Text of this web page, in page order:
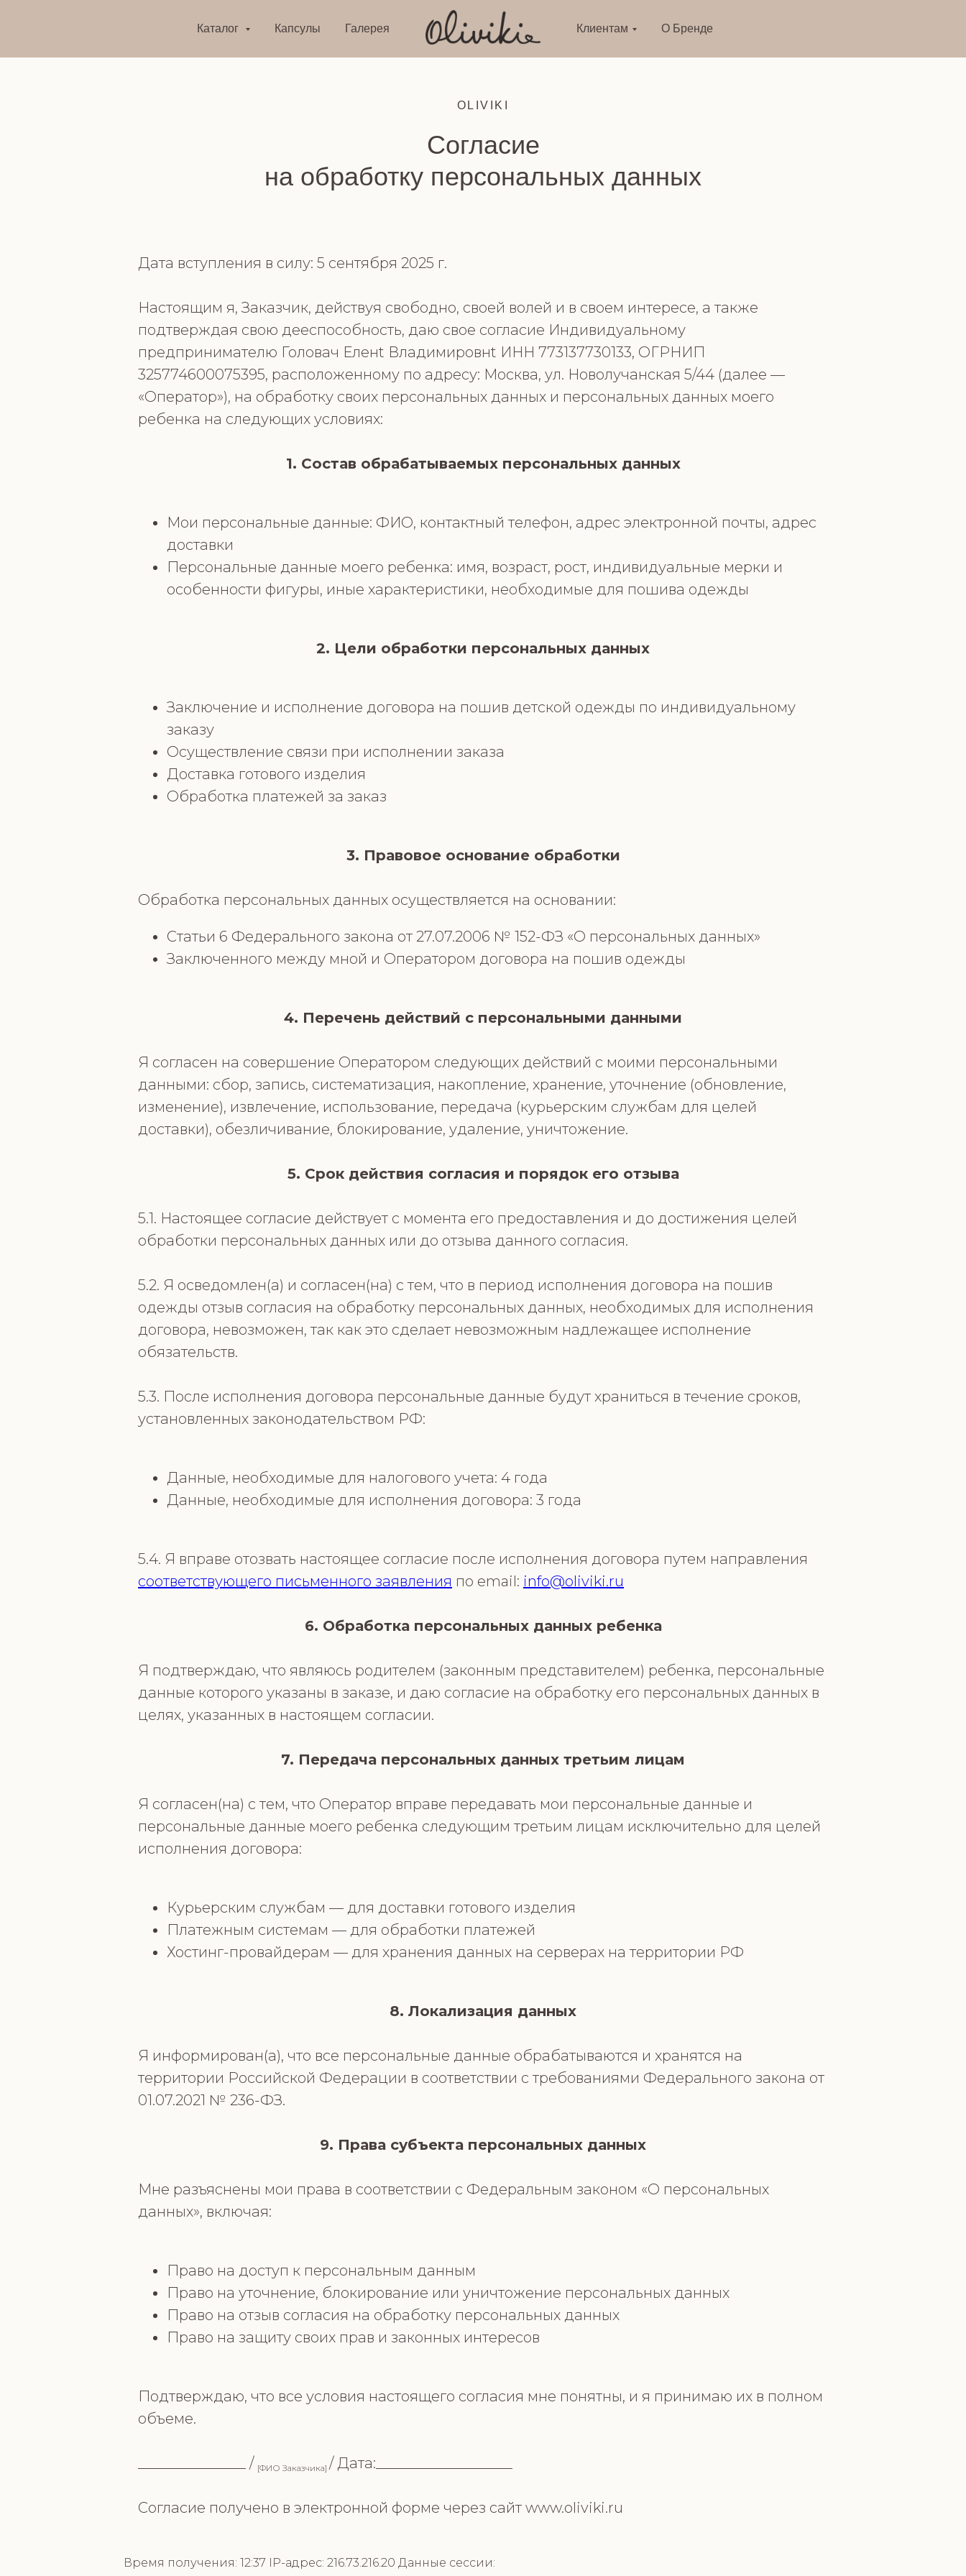
Каталог Капсулы Галерея Клиентам О Бренде
OLIVIKI
Согласие
на обработку персональных данных
Дата вступления в силу: 5 сентября 2025 г.
Настоящим я, Заказчик, действуя свободно, своей волей и в своем интересе, а также
подтверждая свою дееспособность, даю свое согласие Индивидуальному
предпринимателю Головач Еленt Владимировнt ИНН 773137730133, ОГРНИП
325774600075395, расположенному по адресу: Москва, ул. Новолучанская 5/44 (далее —
«Оператор»), на обработку своих персональных данных и персональных данных моего
ребенка на следующих условиях:
1. Состав обрабатываемых персональных данных
Мои персональные данные: ФИО, контактный телефон, адрес электронной почты, адрес
доставки
Персональные данные моего ребенка: имя, возраст, рост, индивидуальные мерки и
особенности фигуры, иные характеристики, необходимые для пошива одежды
2. Цели обработки персональных данных
Заключение и исполнение договора на пошив детской одежды по индивидуальному
заказу
Осуществление связи при исполнении заказа
Доставка готового изделия
Обработка платежей за заказ
3. Правовое основание обработки
Обработка персональных данных осуществляется на основании:
Статьи 6 Федерального закона от 27.07.2006 № 152-ФЗ «О персональных данных»
Заключенного между мной и Оператором договора на пошив одежды
4. Перечень действий с персональными данными
Я согласен на совершение Оператором следующих действий с моими персональными
данными: сбор, запись, систематизация, накопление, хранение, уточнение (обновление,
изменение), извлечение, использование, передача (курьерским службам для целей
доставки), обезличивание, блокирование, удаление, уничтожение.
5. Срок действия согласия и порядок его отзыва
5.1. Настоящее согласие действует с момента его предоставления и до достижения целей
обработки персональных данных или до отзыва данного согласия.
5.2. Я осведомлен(а) и согласен(на) с тем, что в период исполнения договора на пошив
одежды отзыв согласия на обработку персональных данных, необходимых для исполнения
договора, невозможен, так как это сделает невозможным надлежащее исполнение
обязательств.
5.3. После исполнения договора персональные данные будут храниться в течение сроков,
установленных законодательством РФ:
Данные, необходимые для налогового учета: 4 года
Данные, необходимые для исполнения договора: 3 года
5.4. Я вправе отозвать настоящее согласие после исполнения договора путем направления
соответствующего письменного заявления по email: info@oliviki.ru
6. Обработка персональных данных ребенка
Я подтверждаю, что являюсь родителем (законным представителем) ребенка, персональные
данные которого указаны в заказе, и даю согласие на обработку его персональных данных в
целях, указанных в настоящем согласии.
7. Передача персональных данных третьим лицам
Я согласен(на) с тем, что Оператор вправе передавать мои персональные данные и
персональные данные моего ребенка следующим третьим лицам исключительно для целей
исполнения договора:
Курьерским службам — для доставки готового изделия
Платежным системам — для обработки платежей
Хостинг-провайдерам — для хранения данных на серверах на территории РФ
8. Локализация данных
Я информирован(а), что все персональные данные обрабатываются и хранятся на
территории Российской Федерации в соответствии с требованиями Федерального закона от
01.07.2021 № 236-ФЗ.
9. Права субъекта персональных данных
Мне разъяснены мои права в соответствии с Федеральным законом «О персональных
данных», включая:
Право на доступ к персональным данным
Право на уточнение, блокирование или уничтожение персональных данных
Право на отзыв согласия на обработку персональных данных
Право на защиту своих прав и законных интересов
Подтверждаю, что все условия настоящего согласия мне понятны, и я принимаю их в полном
объеме.
_______________ / [ФИО Заказчика]/ Дата:___________________
Согласие получено в электронной форме через сайт www.oliviki.ru
Время получения: 12:37 IP-адрес: 216.73.216.20 Данные сессии: